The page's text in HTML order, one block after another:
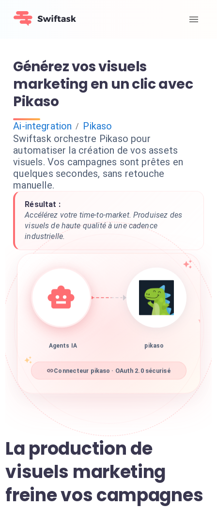
Générez vos visuels
marketing en un clic avec
Pikaso
Ai-integration / Pikaso
Swiftask orchestre Pikaso pour
automatiser la création de vos assets
visuels. Vos campagnes sont prêtes en
quelques secondes, sans retouche
manuelle.
Résultat :
Accélérez votre time-to-market. Produisez des
visuels de haute qualité à une cadence
industrielle.
Agents IA pikaso
Connecteur pikaso · OAuth 2.0 sécurisé
La production de
visuels marketing
freine vos campagnes